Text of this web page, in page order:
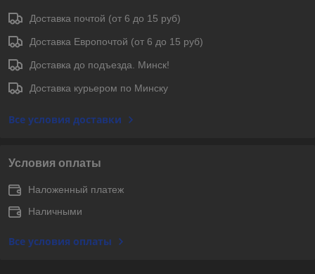
Доставка почтой (от 6 до 15 руб)
Доставка Европочтой (от 6 до 15 руб)
Доставка до подъезда. Минск!
Доставка курьером по Минску
Все условия доставки
Условия оплаты
Наложенный платеж
Наличными
Все условия оплаты